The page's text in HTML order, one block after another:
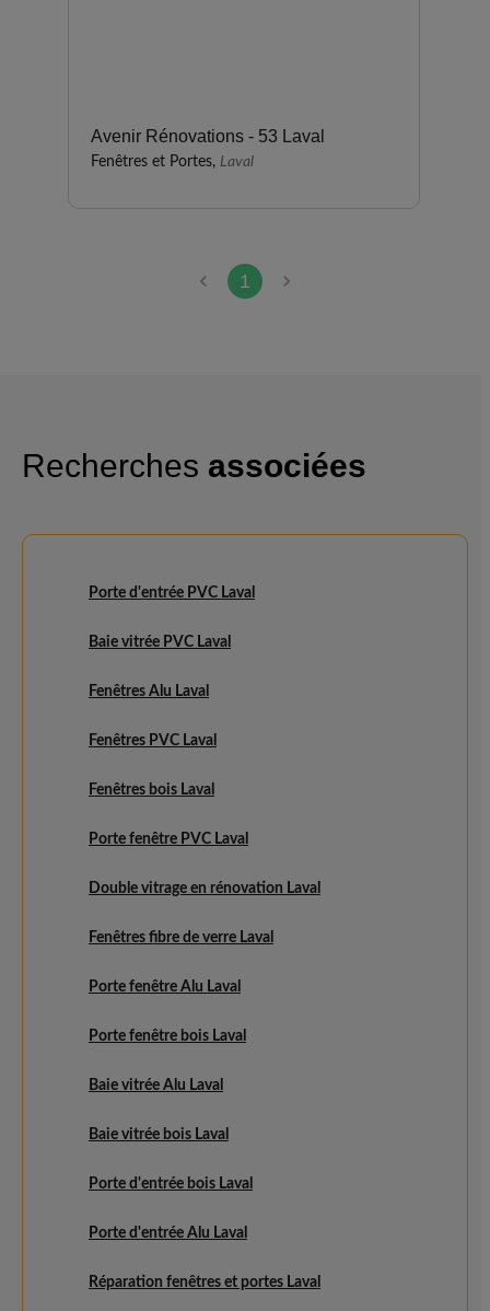
Avenir Rénovations - 53 Laval
Fenêtres et Portes, Laval
1
Recherches associées
Porte d'entrée PVC Laval
Baie vitrée PVC Laval
Fenêtres Alu Laval
Fenêtres PVC Laval
Fenêtres bois Laval
Porte fenêtre PVC Laval
Double vitrage en rénovation Laval
Fenêtres fibre de verre Laval
Porte fenêtre Alu Laval
Porte fenêtre bois Laval
Baie vitrée Alu Laval
Baie vitrée bois Laval
Porte d'entrée bois Laval
Porte d'entrée Alu Laval
Réparation fenêtres et portes Laval